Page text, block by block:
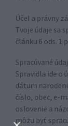
Účel a právny
Tvoje údaje sa
článku 6 ods. 1
Spracúvané
Spravidla ide o
dátum
číslo, obec, e-
oslovenie a
môžu byť